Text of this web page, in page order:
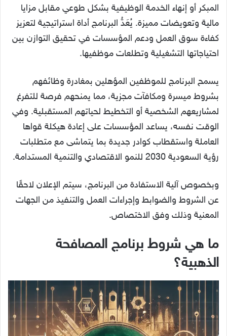
المبكر أو إنهاء الخدمة الوظيفية بشكل طوعي مقابل مزايا
مالية وتعويضات مميزة. يُعَدُّ البرنامج أداة استراتيجية لتعزيز
كفاءة سوق العمل ودعم المؤسسات في تحقيق التوازن بين
احتياجاتها التشغيلية وتطلعات موظفيها.
يسمح البرنامج للموظفين المؤهلين بمغادرة وظائفهم
بشروط ميسرة ومكافآت مجزية، مما يمنحهم فرصة للتفرغ
لمشاريعهم الشخصية أو التخطيط لحياتهم المستقبلية. وفي
الوقت نفسه، يساعد المؤسسات على إعادة هيكلة قواها
العاملة واستقطاب كوادر جديدة بما يتماشى مع متطلبات
رؤية السعودية 2030 للنمو الاقتصادي والتنمية المستدامة.
وبخصوص آلية الاستفادة من البرنامج، سيتم الإعلان لاحقًا
عن الشروط والضوابط وإجراءات العمل والتنفيذ من الجهات
المعنية وذلك وفق الاختصاص.
ما هي شروط برنامج المصافحة
الذهبية؟